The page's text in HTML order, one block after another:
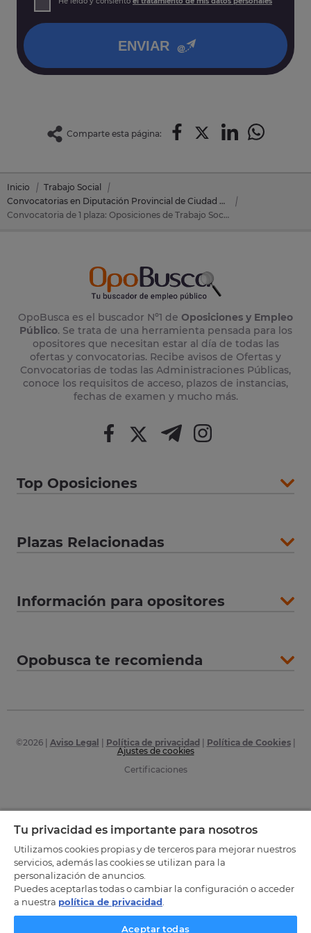
así como otros derechos tal y como se explica en nuestra
ENVIAR
Comparte esta página:
Inicio
Trabajo Social
Convocatorias en Diputación Provincial de Ciudad Real
Convocatoria de 1 plaza: Oposiciones de Trabajo Social en Diputación Provincial de Ciudad Real (Ciudad Real)
OpoBusca es el buscador Nº1 de Oposiciones y Empleo
Público. Se trata de una herramienta pensada para los
opositores que necesitan estar al día de todas las
ofertas y convocatorias. Recibe avisos de Ofertas y
Convocatorias de todas las Administraciones Públicas,
conoce los requisitos de acceso, plazos de instancias,
fechas de examen y mucho más.
Top Oposiciones
Plazas Relacionadas
Información para opositores
Opobusca te recomienda
©2026| Aviso Legal Política de privacidad Política de Cookies|
Ajustes de cookies
Certificaciones
Tu privacidad es importante para nosotros
Utilizamos cookies propias y de terceros para mejorar nuestros
servicios, además las cookies se utilizan para la
personalización de anuncios.
Puedes aceptarlas todas o cambiar la configuración o acceder
a nuestra política de privacidad
Aceptar todas